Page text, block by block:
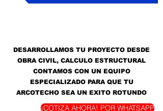
DESARROLLAMOS TU PROYECTO DESDE
OBRA CIVIL, CALCULO ESTRUCTURAL
CONTAMOS CON UN EQUIPO
ESPECIALIZADO PARA QUE TU
ARCOTECHO SEA UN EXITO ROTUNDO
¡COTIZA AHORA! POR WHATSAPP